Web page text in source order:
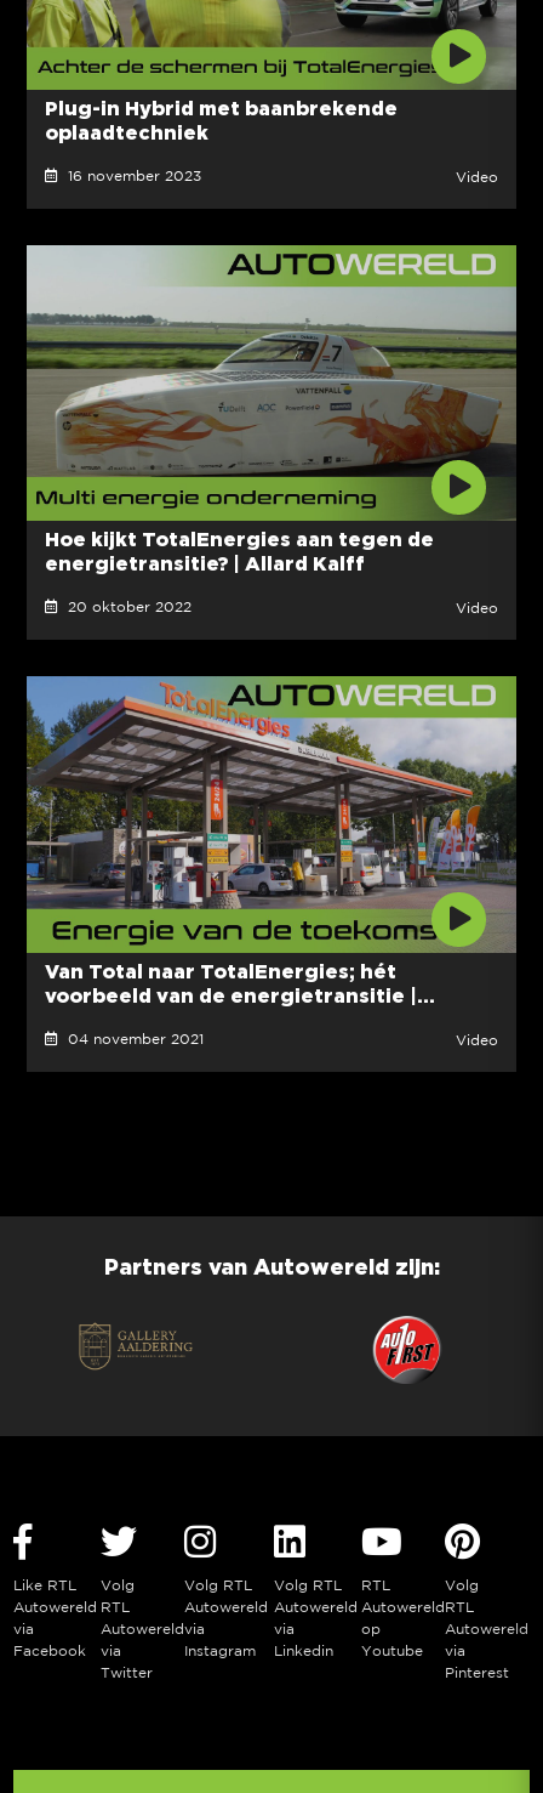
Plug-in Hybrid met baanbrekende
oplaadtechniek
16 november 2023 Video
Hoe kijkt TotalEnergies aan tegen de
energietransitie? | Allard Kalff
20 oktober 2022 Video
Van Total naar TotalEnergies; hét
voorbeeld van de energietransitie |...
04 november 2021 Video
Partners van Autowereld zijn:
Like RTL
Autowereld
via
Facebook
Volg
RTL
Autowereld
via
Twitter
Volg RTL
Autowereld
via
Instagram
Volg RTL
Autowereld
via
Linkedin
RTL
Autowereld
op
Youtube
Volg
RTL
Autowereld
via
Pinterest